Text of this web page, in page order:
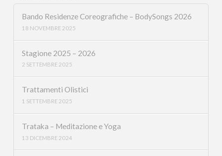
Bando Residenze Coreografiche – BodySongs 2026
18 NOVEMBRE 2025
Stagione 2025 – 2026
2 SETTEMBRE 2025
Trattamenti Olistici
1 SETTEMBRE 2025
Trataka – Meditazione e Yoga
13 DICEMBRE 2024